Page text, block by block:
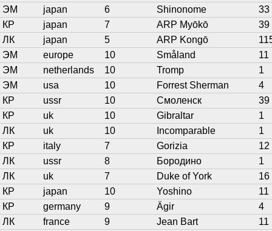
ЭМ
japan 6 Shinonome
33
КР
japan 7 ARP Myōkō
39
ЛК
japan 5 ARP Kongō
ЭМ
europe 10 Småland
11
ЭМ
netherlands 10 Tromp
1
ЭМ
usa 10 Forrest Sherman
4
КР
ussr 10 Смоленск
39
КР
uk 10 Gibraltar
1
ЛК
uk 10 Incomparable
1
КР
italy 7 Gorizia
12
ЛК
ussr 8 Бородино
1
ЛК
uk 7 Duke of York
16
КР
japan 10 Yoshino
11
КР
germany 9 Ägir
4
ЛК
france 9 Jean Bart
11